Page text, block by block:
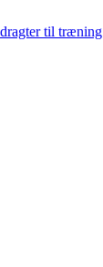
til træning